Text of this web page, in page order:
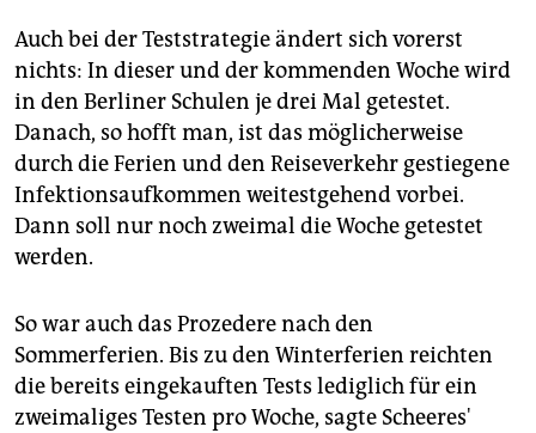
Auch bei der Teststrategie ändert sich vorerst
nichts: In dieser und der kommenden Woche wird
in den Berliner Schulen je drei Mal getestet.
Danach, so hofft man, ist das möglicherweise
durch die Ferien und den Reiseverkehr gestiegene
Infektionsaufkommen weitestgehend vorbei.
Dann soll nur noch zweimal die Woche getestet
werden.
So war auch das Prozedere nach den
Sommerferien. Bis zu den Winterferien reichten
die bereits eingekauften Tests lediglich für ein
zweimaliges Testen pro Woche, sagte Scheeres'